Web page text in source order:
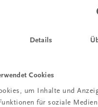
Details
Cookies
um Inhalte und
für soziale